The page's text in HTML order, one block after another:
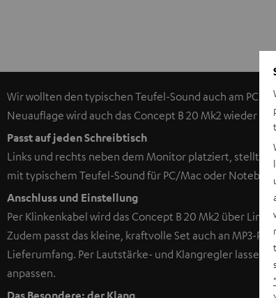
Wir wollten den typischen Teufel-Sound auch am PC
Neuauflage wird auch das Concept B 20 Mk2 wieder
Passt auf jeden Schreibtisch
Links und rechts neben dem Monitor platziert, stellt
mit typischem Teufel-Sound für PC/Mac oder Notebook
Anschluss und Einstellung
Per Klinkenkabel wird das Concept B 20 Mk2 über
Zudem passt das kleine, kraftvolle Set auch an MP3-
Lieferumfang. Per Lautstärke- und Klangregler lassen
anpassen.
Das Besondere: der Klang